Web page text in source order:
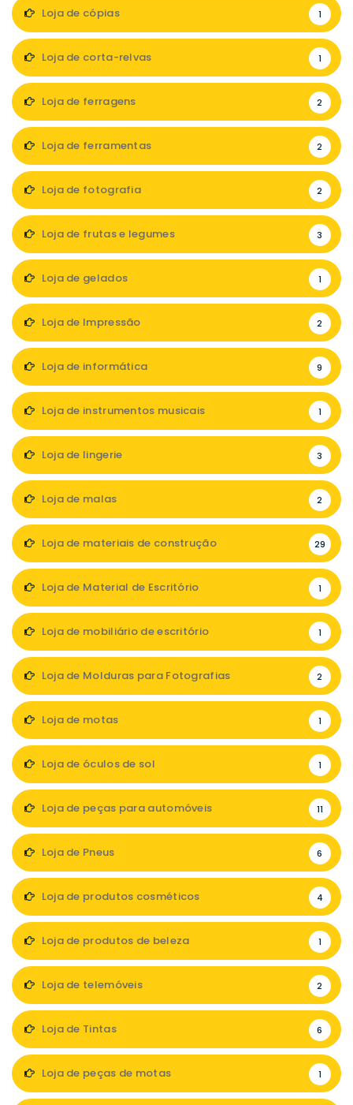
Loja de cópias 1
Loja de corta-relvas 1
Loja de ferragens 2
Loja de ferramentas 2
Loja de fotografia 2
Loja de frutas e legumes 3
Loja de gelados 1
Loja de Impressão 2
Loja de informática 9
Loja de instrumentos musicais 1
Loja de lingerie 3
Loja de malas 2
Loja de materiais de construção 29
Loja de Material de Escritório 1
Loja de mobiliário de escritório 1
Loja de Molduras para Fotografias 2
Loja de motas 1
Loja de óculos de sol 1
Loja de peças para automóveis 11
Loja de Pneus 6
Loja de produtos cosméticos 4
Loja de produtos de beleza 1
Loja de telemóveis 2
Loja de Tintas 6
Loja de peças de motas 1